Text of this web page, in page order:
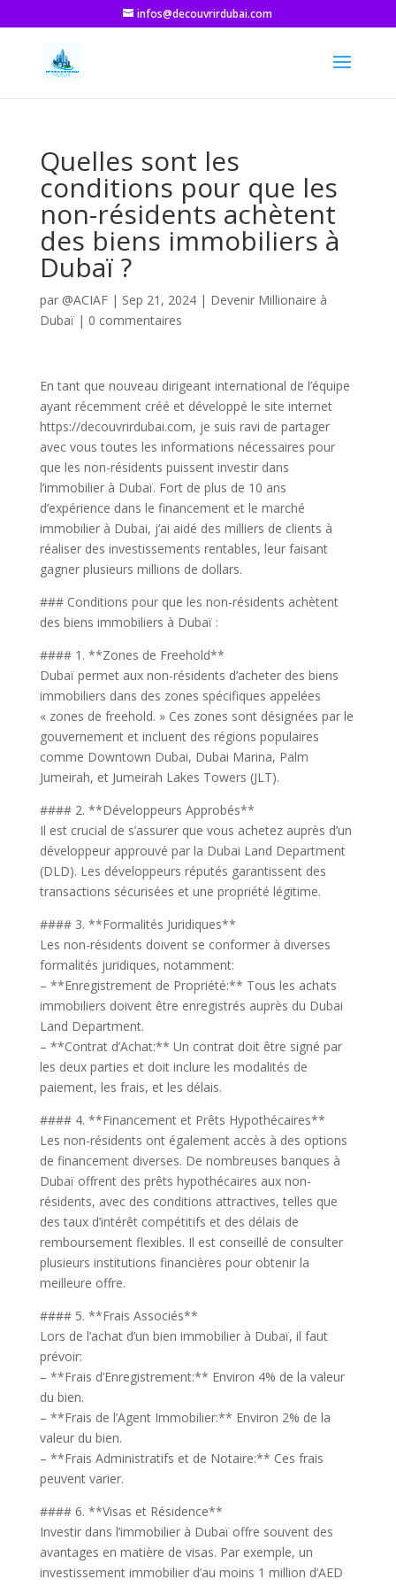
infos@decouvrirdubai.com
Quelles sont les
conditions pour que les
non-résidents achètent
des biens immobiliers à
Dubaï ?
par @ACIAF| Sep 21, 2024| Devenir Millionaire à
Dubaï| 0 commentaires
En tant que nouveau dirigeant international de l’équipe
ayant récemment créé et développé le site internet
https://decouvrirdubai.com, je suis ravi de partager
avec vous toutes les informations nécessaires pour
que les non-résidents puissent investir dans
l’immobilier à Dubaï. Fort de plus de 10 ans
d’expérience dans le financement et le marché
immobilier à Dubai, j’ai aidé des milliers de clients à
réaliser des investissements rentables, leur faisant
gagner plusieurs millions de dollars.
### Conditions pour que les non-résidents achètent
des biens immobiliers à Dubaï :
#### 1. **Zones de Freehold**
Dubaï permet aux non-résidents d’acheter des biens
immobiliers dans des zones spécifiques appelées
« zones de freehold. » Ces zones sont désignées par le
gouvernement et incluent des régions populaires
comme Downtown Dubai, Dubai Marina, Palm
Jumeirah, et Jumeirah Lakes Towers (JLT).
#### 2. **Développeurs Approbés**
Il est crucial de s’assurer que vous achetez auprès d’un
développeur approuvé par la Dubai Land Department
(DLD). Les développeurs réputés garantissent des
transactions sécurisées et une propriété légitime.
#### 3. **Formalités Juridiques**
Les non-résidents doivent se conformer à diverses
formalités juridiques, notamment:
– **Enregistrement de Propriété:** Tous les achats
immobiliers doivent être enregistrés auprès du Dubai
Land Department.
– **Contrat d’Achat:** Un contrat doit être signé par
les deux parties et doit inclure les modalités de
paiement, les frais, et les délais.
#### 4. **Financement et Prêts Hypothécaires**
Les non-résidents ont également accès à des options
de financement diverses. De nombreuses banques à
Dubaï offrent des prêts hypothécaires aux non-
résidents, avec des conditions attractives, telles que
des taux d’intérêt compétitifs et des délais de
remboursement flexibles. Il est conseillé de consulter
plusieurs institutions financières pour obtenir la
meilleure offre.
#### 5. **Frais Associés**
Lors de l’achat d’un bien immobilier à Dubaï, il faut
prévoir:
– **Frais d’Enregistrement:** Environ 4% de la valeur
du bien.
– **Frais de l’Agent Immobilier:** Environ 2% de la
valeur du bien.
– **Frais Administratifs et de Notaire:** Ces frais
peuvent varier.
#### 6. **Visas et Résidence**
Investir dans l’immobilier à Dubaï offre souvent des
avantages en matière de visas. Par exemple, un
investissement immobilier d’au moins 1 million d’AED